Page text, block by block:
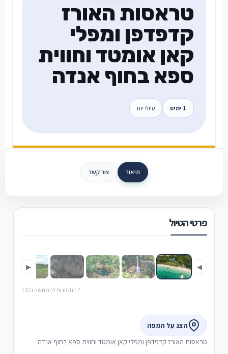
טראסות האורז
קדפדפן ומפלי
קאן אומטד וחווית
ספא בחוף אנדה
1 ימים טיולי יום
תיאור צור קשר
פרטי הטיול
◀
▶
* התמונות להמחשה בלבד
הצג על המפה
טראסות האורז קדפדפן ומפלי קאן אומטד וחווית ספא בחוף אנדה